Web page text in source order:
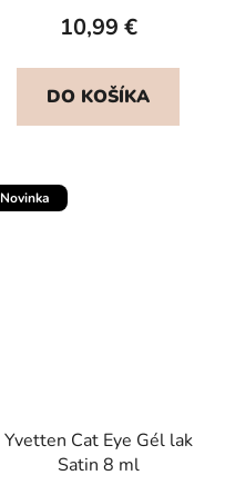
10,99 €
DO KOŠÍKA
Novinka
Yvetten Cat Eye Gél lak
Satin 8 ml